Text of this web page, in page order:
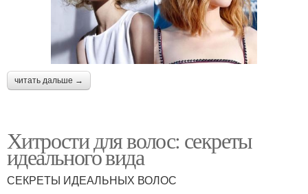
читать дальше →
Хитрости для волос: секреты
идеального вида
СЕКРЕТЫ ИДЕАЛЬНЫХ ВОЛОС